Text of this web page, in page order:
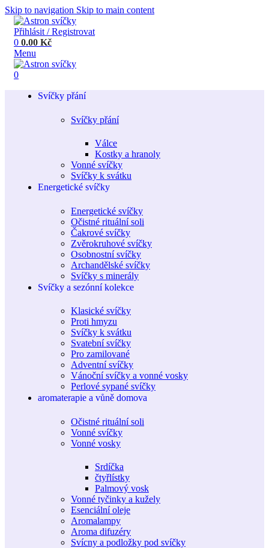
Skip to navigation Skip to main content
Přihlásit / Registrovat
0 0.00 Kč
Menu
0
Svíčky přání
Svíčky přání
Válce
Kostky a hranoly
Vonné svíčky
Svíčky k svátku
Energetické svíčky
Energetické svíčky
Očistné rituální soli
Čakrové svíčky
Zvěrokruhové svíčky
Osobnostní svíčky
Archandělské svíčky
Svíčky s minerály
Svíčky a sezónní kolekce
Klasické svíčky
Proti hmyzu
Svíčky k svátku
Svatební svíčky
Pro zamilované
Adventní svíčky
Vánoční svíčky a vonné vosky
Perlové sypané svíčky
aromaterapie a vůně domova
Očistné rituální soli
Vonné svíčky
Vonné vosky
Srdíčka
čtyřlístky
Palmový vosk
Vonné tyčinky a kužely
Esenciální oleje
Aromalampy
Aroma difuzéry
Svícny a podložky pod svíčky